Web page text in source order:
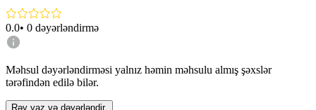
0.0• 0 dəyərləndirmə
Məhsul dəyərləndirməsi yalnız həmin məhsulu almış şəxslər
tərəfindən edilə bilər.
Rəy yaz və dəyərləndir.